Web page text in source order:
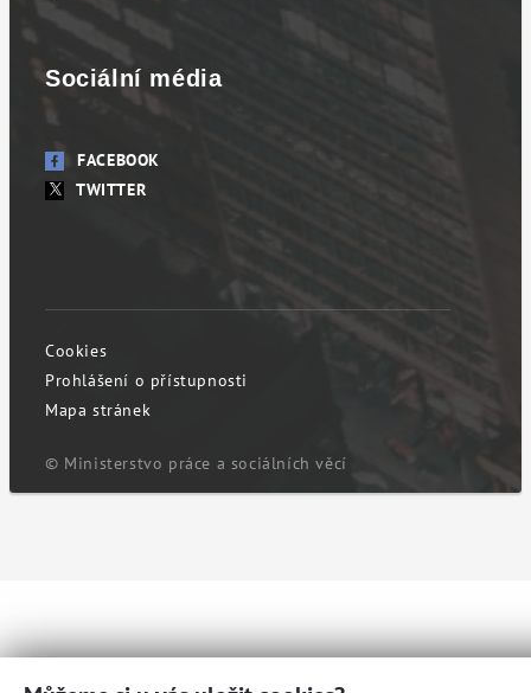
Sociální média
FACEBOOK
TWITTER
Cookies
Prohlášení o přístupnosti
Mapa stránek
© Ministerstvo práce a sociálních věcí